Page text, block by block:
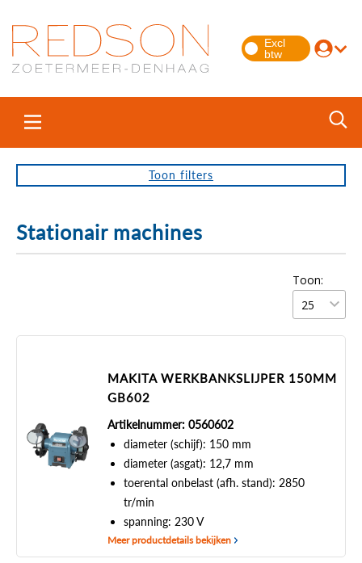
Toon filters
Stationair machines
Toon:
MAKITA WERKBANKSLIJPER 150MM
GB602
Artikelnummer: 0560602
diameter (schijf): 150 mm
diameter (asgat): 12,7 mm
toerental onbelast (afh. stand): 2850
tr/min
spanning: 230 V
Meer productdetails bekijken